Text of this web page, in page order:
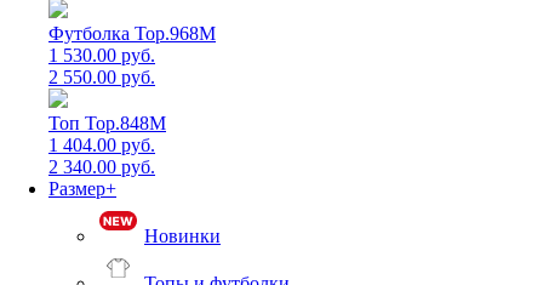
Футболка Top.968M
1 530.00 руб.
2 550.00 руб.
Топ Top.848M
1 404.00 руб.
2 340.00 руб.
Размер+
Новинки